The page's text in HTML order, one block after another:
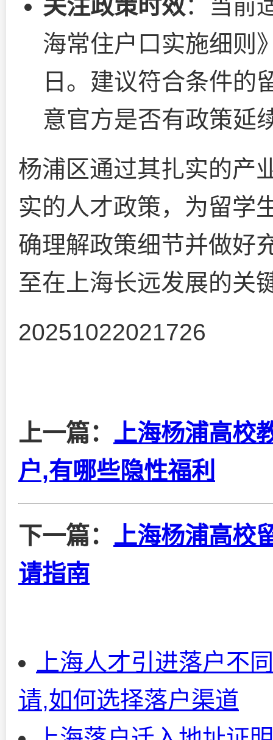
关注政策时效：当前
海常住户口实施细则
日。建议符合条件的
意官方是否有政策延
杨浦区通过其扎实的产
实的人才政策，为留学
确理解政策细节并做好
至在上海长远发展的关
20251022021726
上一篇： 上海杨浦高校
户,有哪些隐性福利
下一篇： 上海杨浦高校
请指南
上海人才引进落户不
请,如何选择落户渠道